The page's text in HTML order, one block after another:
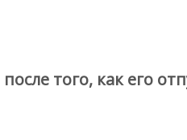
того, как его